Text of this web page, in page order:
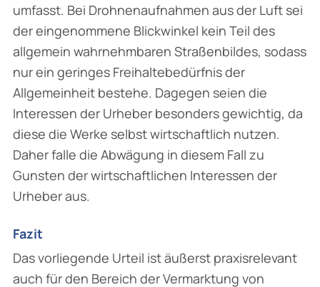
umfasst. Bei Drohnenaufnahmen aus der Luft sei
der eingenommene Blickwinkel kein Teil des
allgemein wahrnehmbaren Straßenbildes, sodass
nur ein geringes Freihaltebedürfnis der
Allgemeinheit bestehe. Dagegen seien die
Interessen der Urheber besonders gewichtig, da
diese die Werke selbst wirtschaftlich nutzen.
Daher falle die Abwägung in diesem Fall zu
Gunsten der wirtschaftlichen Interessen der
Urheber aus.
Fazit
Das vorliegende Urteil ist äußerst praxisrelevant
auch für den Bereich der Vermarktung von